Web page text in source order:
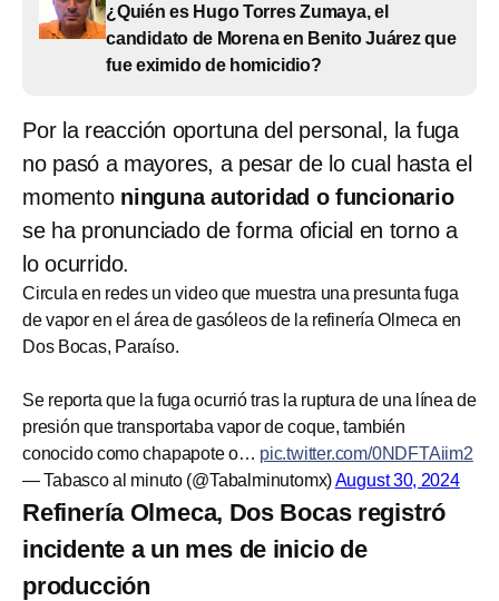
¿Quién es Hugo Torres Zumaya, el
candidato de Morena en Benito Juárez que
fue eximido de homicidio?
Por la reacción oportuna del personal, la fuga
no pasó a mayores, a pesar de lo cual hasta el
momento ninguna autoridad o funcionario
se ha pronunciado de forma oficial en torno a
lo ocurrido.
Circula en redes un video que muestra una presunta fuga
de vapor en el área de gasóleos de la refinería Olmeca en
Dos Bocas, Paraíso.
Se reporta que la fuga ocurrió tras la ruptura de una línea de
presión que transportaba vapor de coque, también
conocido como chapapote o… pic.twitter.com/0NDFTAiim2
— Tabasco al minuto (@Tabalminutomx)August 30, 2024
Refinería Olmeca, Dos Bocas registró
incidente a un mes de inicio de
producción